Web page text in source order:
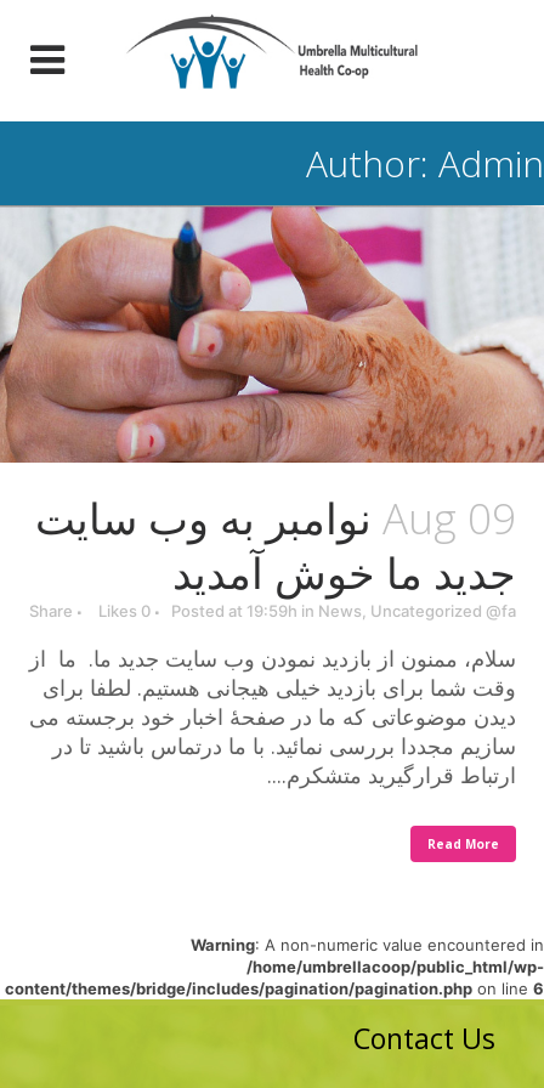
Author: Admin
09 Aug
نوامبر به وب سایت
جدید ما خوش آمدید
Posted at 19:59h in News Uncategorized @fa
0
Share
سلام، ممنون از بازدید نمودن وب سایت جدید ما. ما از
وقت شما برای بازدید خیلی هیجانی هستیم. لطفا برای
دیدن موضوعاتی که ما در صفحۀ اخبار خود برجسته می
سازیم مجددا بررسی نمائید. با ما درتماس باشید تا در
ارتباط قرارگیرید متشکرم....
Read More
Warning: A non-numeric value encountered in
/home/umbrellacoop/public_html/wp-
content/themes/bridge/includes/pagination/pagination.php on line 6
Contact Us